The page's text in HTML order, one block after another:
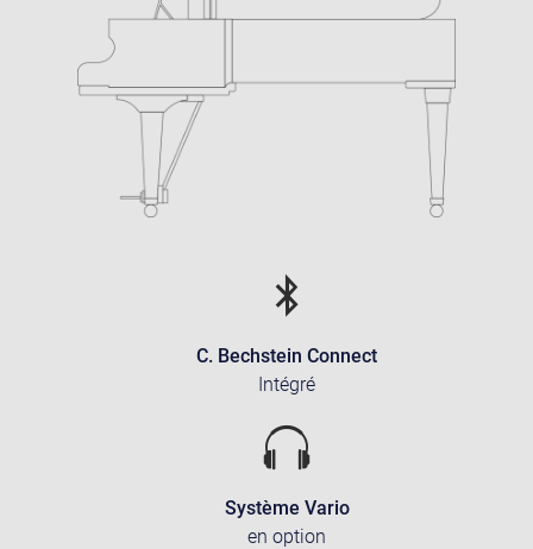
C. Bechstein Connect
Intégré
Système Vario
en option